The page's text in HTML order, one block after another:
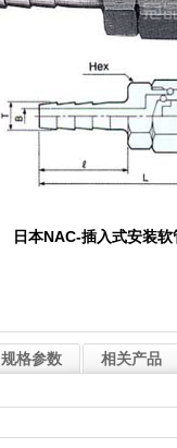
日本NAC-插入式安装软
规格参数 相关产品